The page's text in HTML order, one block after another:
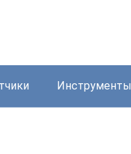
Инструменты